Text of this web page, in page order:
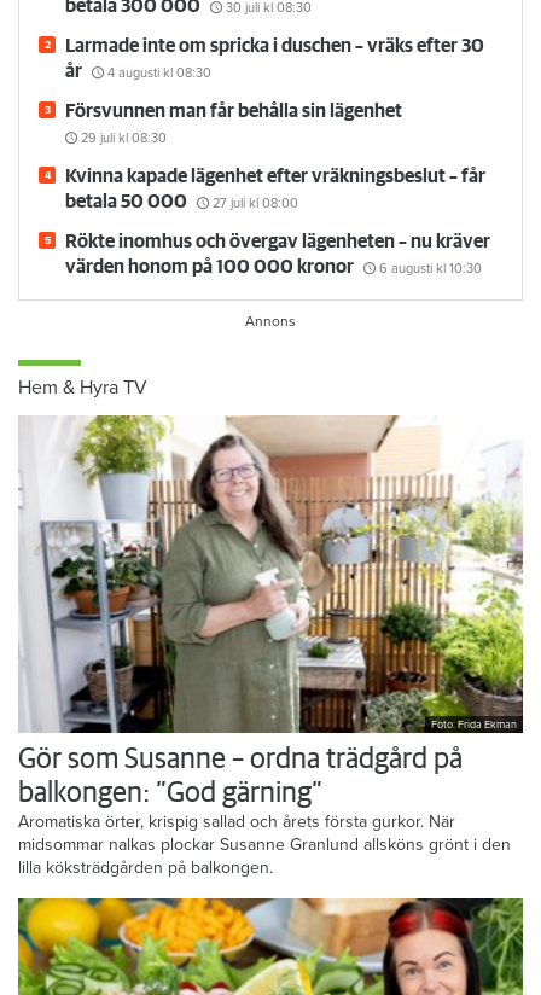
betala 300 000
30 juli kl 08:30
Larmade inte om spricka i duschen – vräks efter 30
år
4 augusti kl 08:30
Försvunnen man får behålla sin lägenhet
29 juli kl 08:30
Kvinna kapade lägenhet efter vräkningsbeslut – får
betala 50 000
27 juli kl 08:00
Rökte inomhus och övergav lägenheten – nu kräver
värden honom på 100 000 kronor
6 augusti kl 10:30
Hem & Hyra TV
Foto: Frida Ekman
Gör som Susanne – ordna trädgård på
balkongen: ”God gärning”
Aromatiska örter, krispig sallad och årets första gurkor. När
midsommar nalkas plockar Susanne Granlund allsköns grönt i den
lilla köksträdgården på balkongen.